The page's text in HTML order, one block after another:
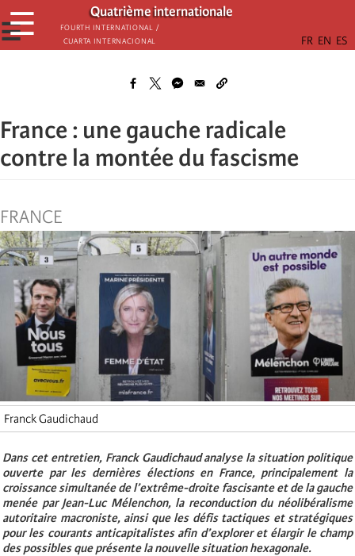
Παράκαμψη
προς
το
Quatrième internationale
Fourth International /
Cuarta Internacional
☰
☰
France : une gauche radicale
contre la montée du fascisme
FRANCE
Franck Gaudichaud
Dans cet entretien, Franck Gaudichaud analyse la situation politique
ouverte par les dernières élections en France, principalement la
croissance simultanée de l’extrême-droite fascisante et de la gauche
menée par Jean-Luc Mélenchon, la reconduction du néolibéralisme
autoritaire macroniste, ainsi que les défis tactiques et stratégiques
pour les courants anticapitalistes afin d’explorer et élargir le champ
des possibles que présente la nouvelle situation hexagonale.